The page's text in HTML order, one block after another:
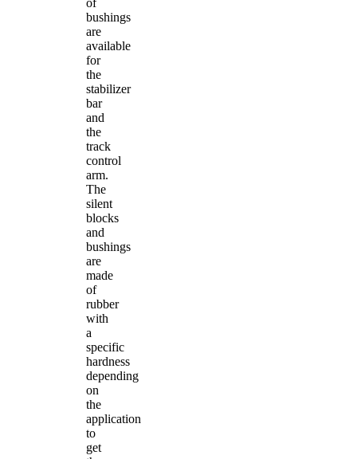
bushings
are
available
for
the
stabilizer
bar
and
the
track
control
arm.
The
silent
blocks
and
bushings
are
made
of
rubber
with
a
specific
hardness
depending
on
the
application
to
get